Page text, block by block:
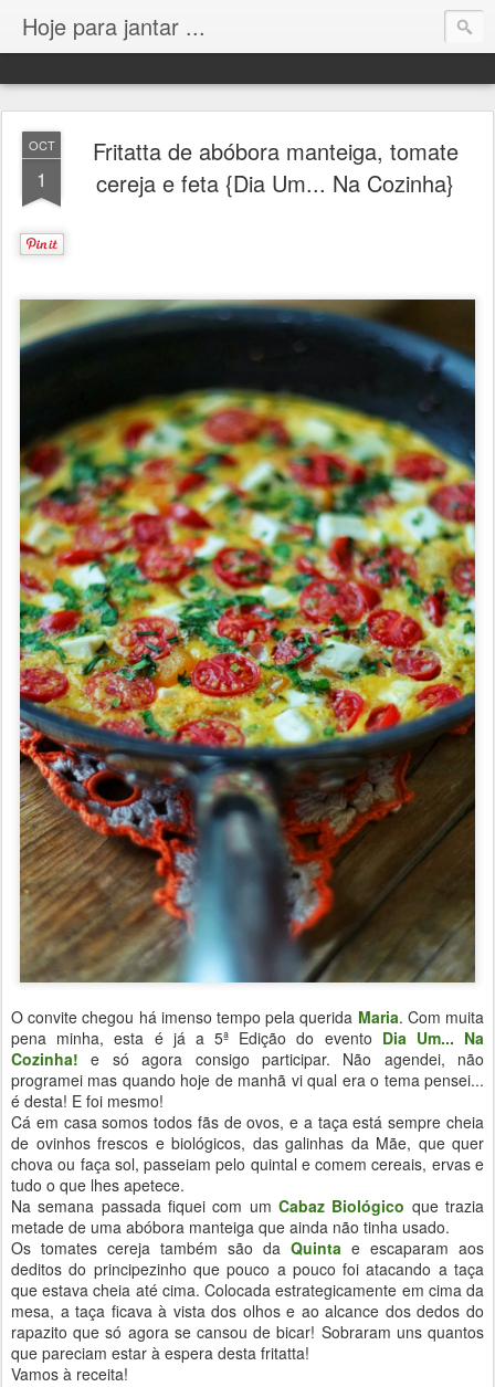
Hoje para jantar ...
OCT
1
Fritatta de abóbora manteiga, tomate
cereja e feta {Dia Um... Na Cozinha}
O convite chegou há imenso tempo pela querida Maria. Com muita
pena minha, esta é já a 5ª Edição do evento Dia Um... Na
Cozinha! e só agora consigo participar. Não agendei, não
programei mas quando hoje de manhã vi qual era o tema pensei...
é desta! E foi mesmo!
Cá em casa somos todos fãs de ovos, e a taça está sempre cheia
de ovinhos frescos e biológicos, das galinhas da Mãe, que quer
chova ou faça sol, passeiam pelo quintal e comem cereais, ervas e
tudo o que lhes apetece.
Na semana passada fiquei com um Cabaz Biológico que trazia
metade de uma abóbora manteiga que ainda não tinha usado.
Os tomates cereja também são da Quinta e escaparam aos
deditos do principezinho que pouco a pouco foi atacando a taça
que estava cheia até cima. Colocada estrategicamente em cima da
mesa, a taça ficava à vista dos olhos e ao alcance dos dedos do
rapazito que só agora se cansou de bicar! Sobraram uns quantos
que pareciam estar à espera desta fritatta!
Vamos à receita!